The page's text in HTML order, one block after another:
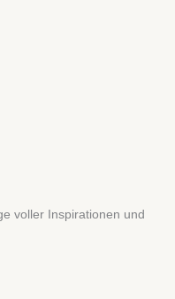
voller Inspirationen und